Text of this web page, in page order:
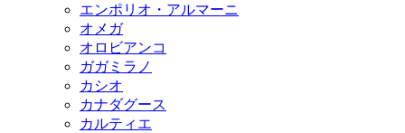
エンポリオ・アルマーニ
オメガ
オロビアンコ
ガガミラノ
カシオ
カナダグース
カルティエ